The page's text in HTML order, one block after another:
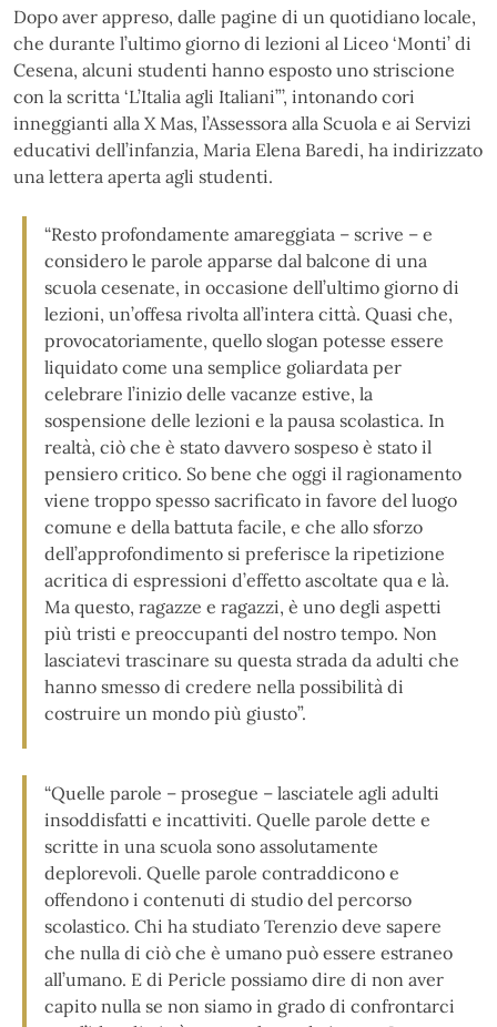
Dopo aver appreso, dalle pagine di un quotidiano locale,
che durante l’ultimo giorno di lezioni al Liceo ‘Monti’ di
Cesena, alcuni studenti hanno esposto uno striscione
con la scritta ‘L’Italia agli Italiani”’, intonando cori
inneggianti alla X Mas, l’Assessora alla Scuola e ai Servizi
educativi dell’infanzia, Maria Elena Baredi, ha indirizzato
una lettera aperta agli studenti.
“Resto profondamente amareggiata – scrive – e
considero le parole apparse dal balcone di una
scuola cesenate, in occasione dell’ultimo giorno di
lezioni, un’offesa rivolta all’intera città. Quasi che,
provocatoriamente, quello slogan potesse essere
liquidato come una semplice goliardata per
celebrare l’inizio delle vacanze estive, la
sospensione delle lezioni e la pausa scolastica. In
realtà, ciò che è stato davvero sospeso è stato il
pensiero critico. So bene che oggi il ragionamento
viene troppo spesso sacrificato in favore del luogo
comune e della battuta facile, e che allo sforzo
dell’approfondimento si preferisce la ripetizione
acritica di espressioni d’effetto ascoltate qua e là.
Ma questo, ragazze e ragazzi, è uno degli aspetti
più tristi e preoccupanti del nostro tempo. Non
lasciatevi trascinare su questa strada da adulti che
hanno smesso di credere nella possibilità di
costruire un mondo più giusto”.
“Quelle parole – prosegue – lasciatele agli adulti
insoddisfatti e incattiviti. Quelle parole dette e
scritte in una scuola sono assolutamente
deplorevoli. Quelle parole contraddicono e
offendono i contenuti di studio del percorso
scolastico. Chi ha studiato Terenzio deve sapere
che nulla di ciò che è umano può essere estraneo
all’umano. E di Pericle possiamo dire di non aver
capito nulla se non siamo in grado di confrontarci